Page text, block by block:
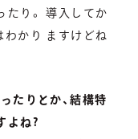
たり。 導入してか
わかり ますけどね
たりとか、結構特
よね?